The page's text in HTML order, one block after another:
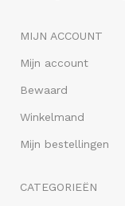
MIJN ACCOUNT
Mijn account
Bewaard
Winkelmand
Mijn bestellingen
CATEGORIEËN